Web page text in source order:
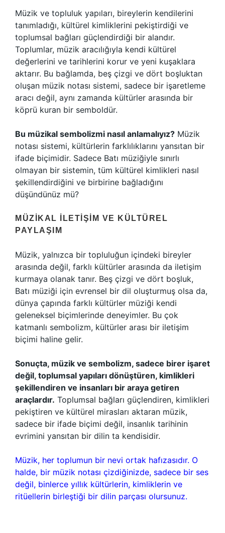
Müzik ve topluluk yapıları, bireylerin kendilerini
tanımladığı, kültürel kimliklerini pekiştirdiği ve
toplumsal bağları güçlendirdiği bir alandır.
Toplumlar, müzik aracılığıyla kendi kültürel
değerlerini ve tarihlerini korur ve yeni kuşaklara
aktarır. Bu bağlamda, beş çizgi ve dört boşluktan
oluşan müzik notası sistemi, sadece bir işaretleme
aracı değil, aynı zamanda kültürler arasında bir
köprü kuran bir semboldür.
Bu müzikal sembolizmi nasıl anlamalıyız? Müzik
notası sistemi, kültürlerin farklılıklarını yansıtan bir
ifade biçimidir. Sadece Batı müziğiyle sınırlı
olmayan bir sistemin, tüm kültürel kimlikleri nasıl
şekillendirdiğini ve birbirine bağladığını
düşündünüz mü?
MÜZIKAL İLETIŞIM VE KÜLTÜREL
PAYLAŞIM
Müzik, yalnızca bir topluluğun içindeki bireyler
arasında değil, farklı kültürler arasında da iletişim
kurmaya olanak tanır. Beş çizgi ve dört boşluk,
Batı müziği için evrensel bir dil oluşturmuş olsa da,
dünya çapında farklı kültürler müziği kendi
geleneksel biçimlerinde deneyimler. Bu çok
katmanlı sembolizm, kültürler arası bir iletişim
biçimi haline gelir.
Sonuçta, müzik ve sembolizm, sadece birer işaret
değil, toplumsal yapıları dönüştüren, kimlikleri
şekillendiren ve insanları bir araya getiren
araçlardır. Toplumsal bağları güçlendiren, kimlikleri
pekiştiren ve kültürel mirasları aktaran müzik,
sadece bir ifade biçimi değil, insanlık tarihinin
evrimini yansıtan bir dilin ta kendisidir.
Müzik, her toplumun bir nevi ortak hafızasıdır. O
halde, bir müzik notası çizdiğinizde, sadece bir ses
değil, binlerce yıllık kültürlerin, kimliklerin ve
ritüellerin birleştiği bir dilin parçası olursunuz.